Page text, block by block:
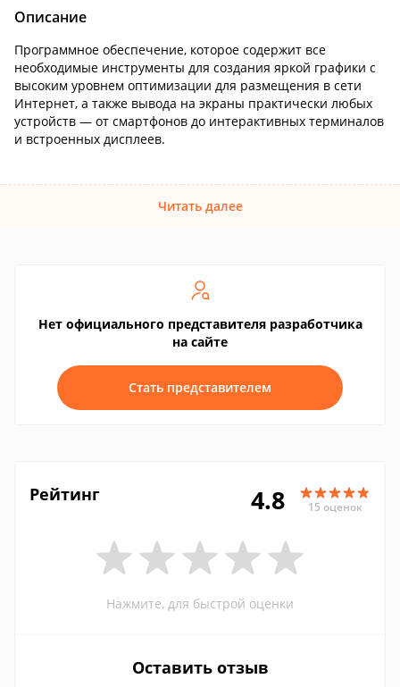
Описание
Программное обеспечение, которое содержит все
необходимые инструменты для создания яркой графики с
высоким уровнем оптимизации для размещения в сети
Интернет, а также вывода на экраны практически любых
устройств — от смартфонов до интерактивных терминалов
и встроенных дисплеев.
Читать далее
Нет официального представителя разработчика
на сайте
Стать представителем
Рейтинг 4.8 15 оценок
Нажмите, для быстрой оценки
Оставить отзыв